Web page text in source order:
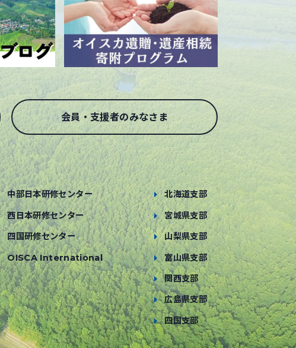
会員・支援者のみなさま
中部日本研修センター
西日本研修センター
四国研修センター
OISCA International
北海道支部
宮城県支部
山梨県支部
富山県支部
関西支部
広島県支部
四国支部